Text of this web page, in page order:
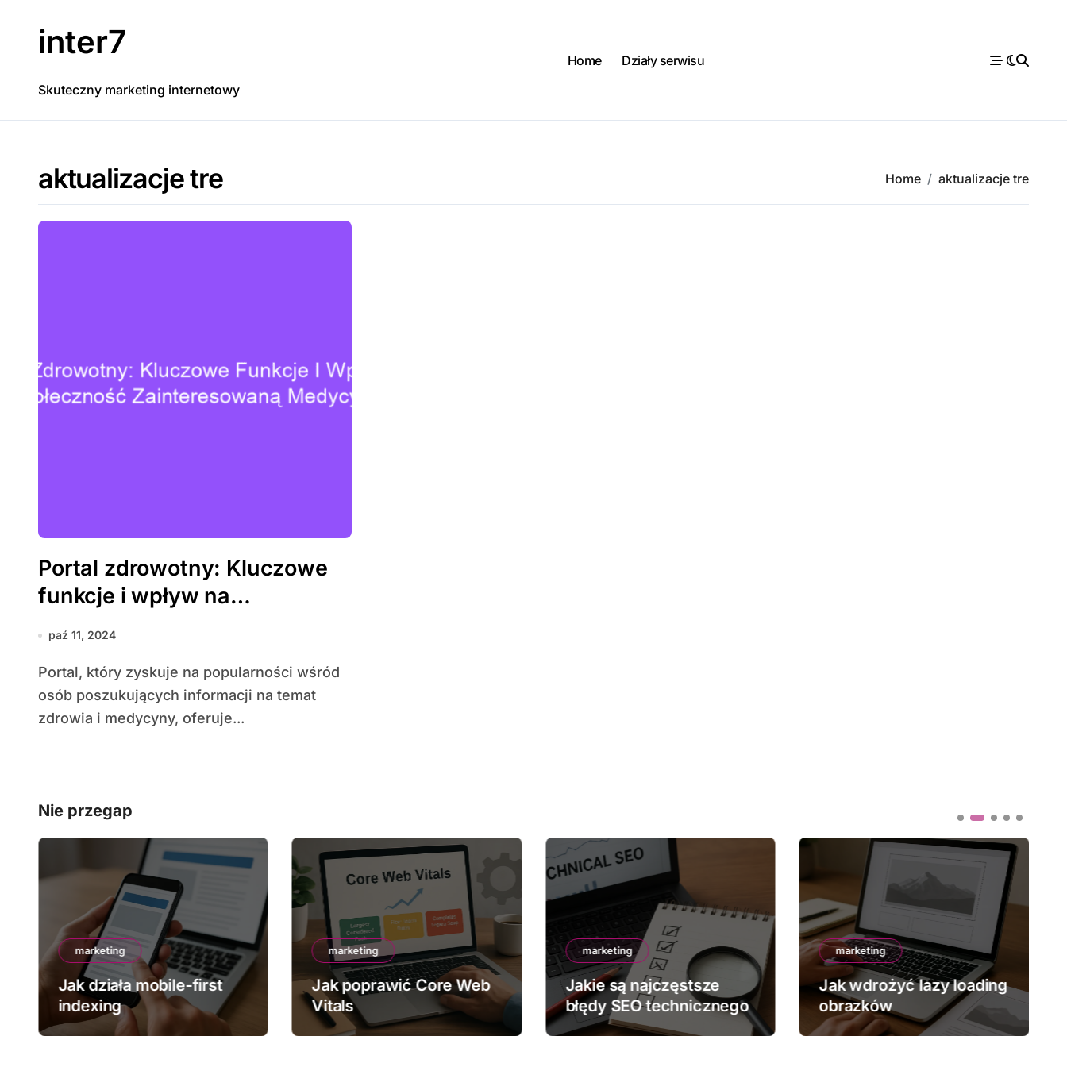
inter7
Skuteczny marketing internetowy
Home Działy serwisu
aktualizacje tre Home aktualizacje tre
Portal zdrowotny: Kluczowe
funkcje i wpływ na
społeczność zainteresowaną
paź 11, 2024
Portal, który zyskuje na popularności wśród
osób poszukujących informacji na temat
zdrowia i medycyny, oferuje...
Nie przegap
marketing
Jak działa mobile-first
indexing
marketing
Jak poprawić Core Web
Vitals
marketing
Jakie są najczęstsze
błędy SEO technicznego
marketing
Jak wdrożyć lazy loading
obrazków